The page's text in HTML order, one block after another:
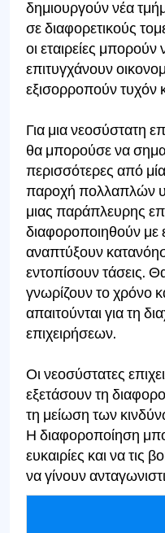
δημιουργούν νέα
σε διαφορετικούς
οι εταιρείες
επιτυγχάνουν
εξισορροπούν τυχόν
Για μια νεοσύστατη
θα μπορούσε να
περισσότερες από
παροχή πολλαπλών
μιας παράπλευρης
διαφοροποιηθούν με
αναπτύξουν
εντοπίσουν τάσεις.
γνωρίζουν το χρόνο
απαιτούνται για τη
επιχειρήσεων.
Οι νεοσύστατες
εξετάσουν τη
τη μείωση των
Η διαφοροποίηση
ευκαιρίες και να τις
να γίνουν